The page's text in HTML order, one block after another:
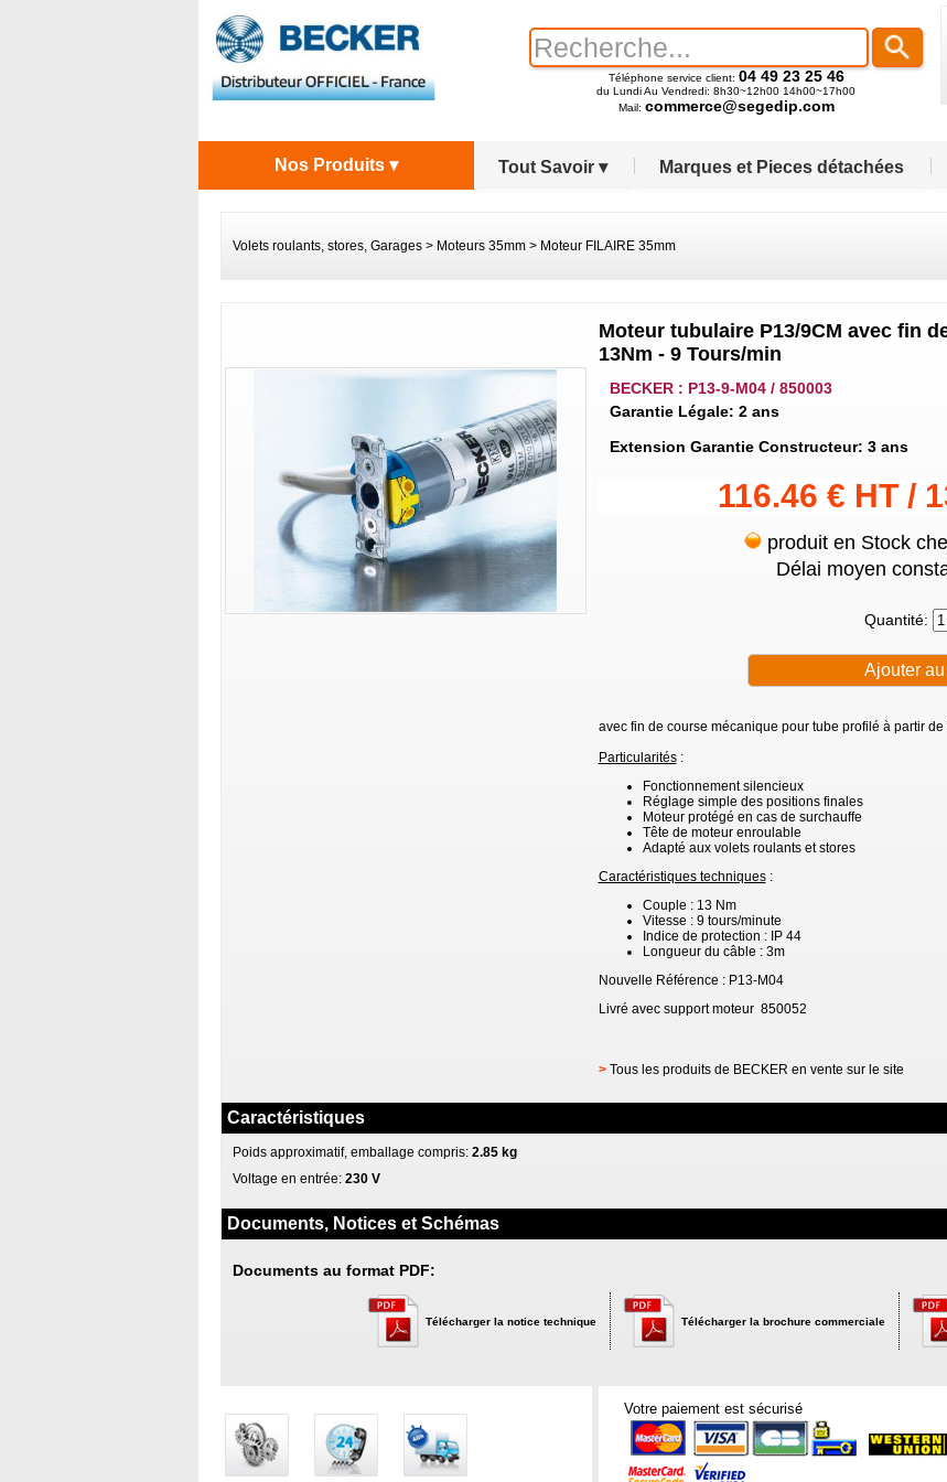
Téléphone service client: 04 49 23 25 46
du Lundi Au Vendredi: 8h30~12h00 14h00~17h00
Mail: commerce@segedip.com
Tout Savoir ▾ Marques et Pieces détachées
Nos Produits ▾
Volets roulants, stores, Garages> Moteurs 35mm> Moteur FILAIRE 35mm
Moteur tubulaire P13/9CM avec fin
13Nm - 9 Tours/min
BECKER : P13-9-M04 / 850003
Garantie Légale: 2 ans
Extension Garantie Constructeur: 3 ans
116.46 € HT /
produit en Stock
Délai moyen
Quantité:
avec fin de course mécanique pour tube profilé à partir
Particularités:
Fonctionnement silencieux
Réglage simple des positions finales
Moteur protégé en cas de surchauffe
Tête de moteur enroulable
Adapté aux volets roulants et stores
Caractéristiques techniques:
Couple : 13 Nm
Vitesse : 9 tours/minute
Indice de protection : IP 44
Longueur du câble : 3m
Nouvelle Référence : P13-M04
Livré avec support moteur 850052
> Tous les produits de BECKER en vente sur le site
Caractéristiques
Poids approximatif, emballage compris:2.85 kg
Voltage en entrée:230 V
Documents, Notices et Schémas
Documents au format PDF:
Télécharger la notice technique Télécharger la brochure commerciale
Votre paiement est sécurisé